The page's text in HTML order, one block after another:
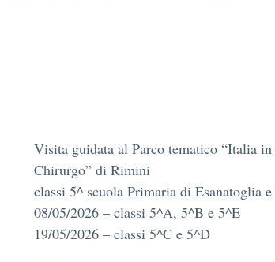
Visita guidata al Parco tematico “Italia
Chirurgo” di Rimini
classi 5^ scuola Primaria di Esanatoglia
08/05/2026 – classi 5^A, 5^B e 5^E
19/05/2026 – classi 5^C e 5^D